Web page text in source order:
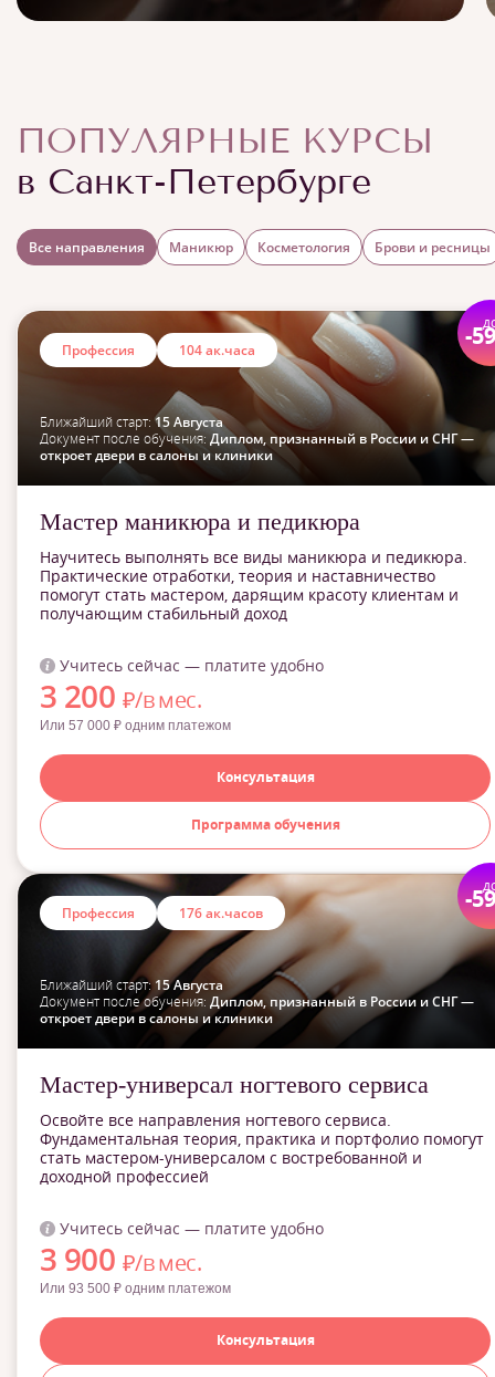
ПОПУЛЯРНЫЕ КУРСЫ
в Санкт-Петербурге
Все направления Маникюр Косметология Брови и ресницы
-
Профессия 104 ак.часа
Ближайший старт: 15 Августа
Документ после обучения:Диплом, признанный в России и СНГ —
откроет двери в салоны и клиники
Мастер маникюра и педикюра
Научитесь выполнять все виды маникюра и педикюра.
Практические отработки, теория и наставничество
помогут стать мастером, дарящим красоту клиентам и
получающим стабильный доход
Учитесь сейчас — платите удобно
3 200 ₽/в мес.
Или 57 000 ₽ одним платежом
Консультация
Программа обучения
-
Профессия 176 ак.часов
Ближайший старт: 15 Августа
Документ после обучения: Диплом, признанный в России и СНГ —
откроет двери в салоны и клиники
Мастер-универсал ногтевого сервиса
Освойте все направления ногтевого сервиса.
Фундаментальная теория, практика и портфолио помогут
стать мастером-универсалом с востребованной и
доходной профессией
Учитесь сейчас — платите удобно
3 900 ₽/в мес.
Или 93 500 ₽ одним платежом
Консультация